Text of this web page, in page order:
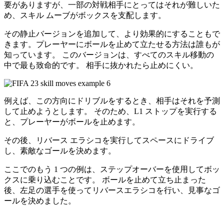
要がありますが、一部の対戦相手にとってはそれが難しいた
め、スキル ムーブがボックスを支配します。
その静止バージョンを追加して、より効果的にすることもで
きます。プレーヤーにボールを止めて立たせる方法は誰もが
知っています。 このバージョンは、すべてのスキル移動の
中で最も致命的です。 相手に抜かれたら止めにくい。
例えば、この方向にドリブルをするとき、相手はそれを予測
して止めようとします。 そのため、L1 ストップを実行する
と、プレーヤーがボールを止めます。
その後、リバース エラシコを実行してスペースにドライブ
し、素敵なゴールを決めます。
ここでのもう 1 つの例は、ステップオーバーを使用してボッ
クスに乗り込むことです。 ボールを止めて立ち止まった
後、左足の選手を使ってリバースエラシコを行い、見事なゴ
ールを決めました。